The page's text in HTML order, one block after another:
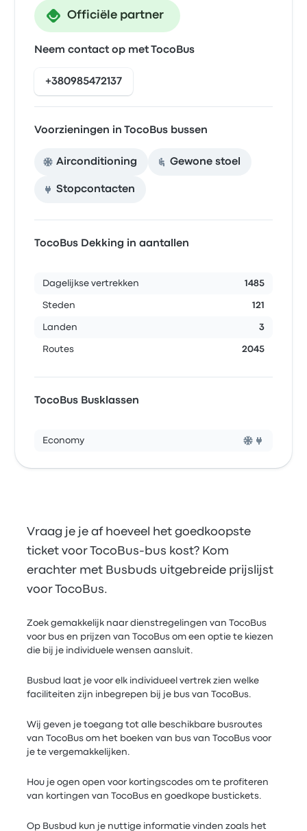
Officiële partner
Neem contact op met TocoBus
+380985472137
Voorzieningen in TocoBus bussen
Airconditioning Gewone stoel
Stopcontacten
TocoBus Dekking in aantallen
Dagelijkse vertrekken 1485
Steden 121
Landen 3
Routes 2045
TocoBus Busklassen
Economy
Vraag je je af hoeveel het goedkoopste
ticket voor TocoBus-bus kost? Kom
erachter met Busbuds uitgebreide prijslijst
voor TocoBus.
Zoek gemakkelijk naar dienstregelingen van TocoBus
voor bus en prijzen van TocoBus om een optie te kiezen
die bij je individuele wensen aansluit.
Busbud laat je voor elk individueel vertrek zien welke
faciliteiten zijn inbegrepen bij je bus van TocoBus.
Wij geven je toegang tot alle beschikbare busroutes
van TocoBus om het boeken van bus van TocoBus voor
je te vergemakkelijken.
Hou je ogen open voor kortingscodes om te profiteren
van kortingen van TocoBus en goedkope bustickets.
Op Busbud kun je nuttige informatie vinden zoals het